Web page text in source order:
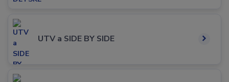
UTV a SIDE BY SIDE